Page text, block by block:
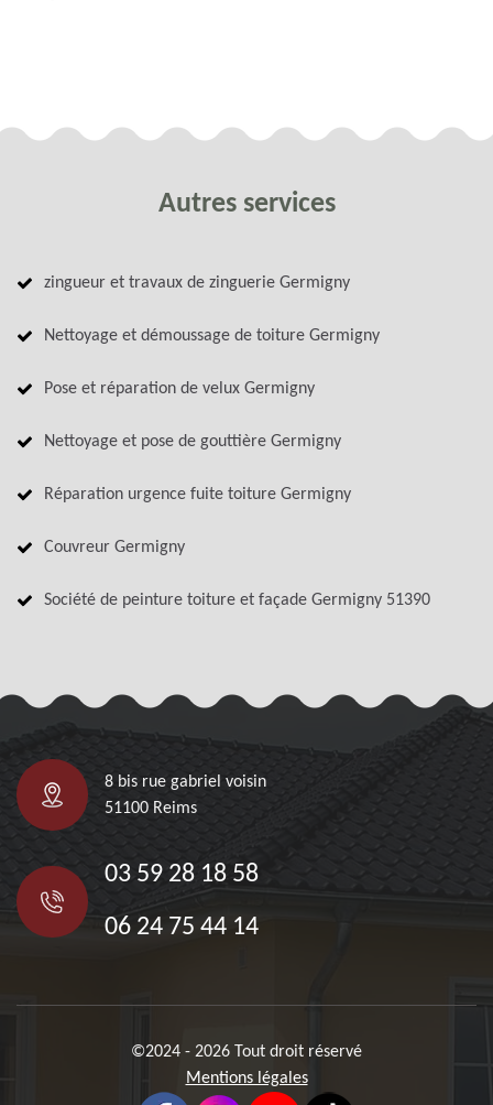
Autres services
zingueur et travaux de zinguerie Germigny
Nettoyage et démoussage de toiture Germigny
Pose et réparation de velux Germigny
Nettoyage et pose de gouttière Germigny
Réparation urgence fuite toiture Germigny
Couvreur Germigny
Société de peinture toiture et façade Germigny 51390
8 bis rue gabriel voisin
51100 Reims
03 59 28 18 58
06 24 75 44 14
©2024 - 2026 Tout droit réservé
Mentions légales